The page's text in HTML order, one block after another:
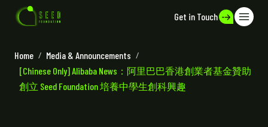
Get in Touch
Home / Media & Announcements /
[Chinese Only] Alibaba News：阿里巴巴香港創業者基金贊助
創立 Seed Foundation 培養中學生創科興趣